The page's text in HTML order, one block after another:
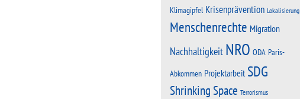
Klimagipfel Krisenprävention Lokalisierung
Menschenrechte Migration
Nachhaltigkeit NRO ODA Paris-
Abkommen Projektarbeit SDG
Shrinking Space Terrorismus